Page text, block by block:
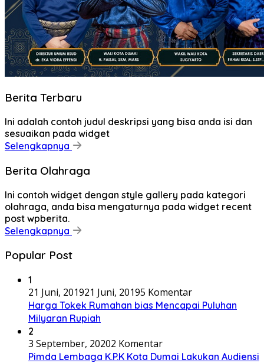
Berita Terbaru
Ini adalah contoh judul deskripsi yang bisa anda isi dan
sesuaikan pada widget
Selengkapnya
Berita Olahraga
Ini contoh widget dengan style gallery pada kategori
olahraga, anda bisa mengaturnya pada widget recent
post wpberita.
Selengkapnya
Popular Post
1
21 Juni, 201921 Juni, 20195 Komentar
Harga Tokek Rumahan bias Mencapai Puluhan
Milyaran Rupiah
2
3 September, 20202 Komentar
Pimda Lembaga K.P.K Kota Dumai Lakukan Audiensi